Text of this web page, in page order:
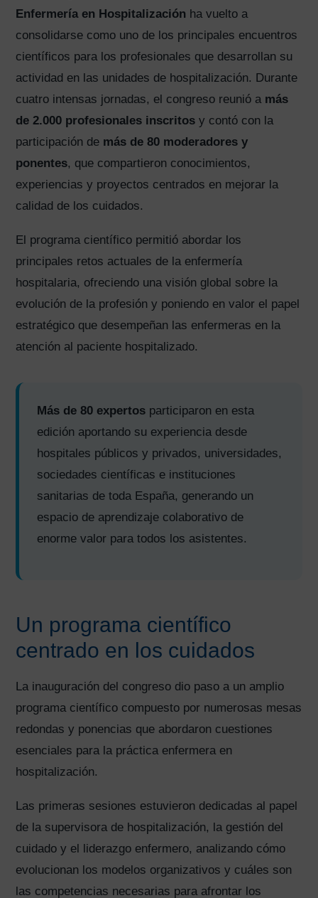
Enfermería en Hospitalización ha vuelto a
consolidarse como uno de los principales encuentros
científicos para los profesionales que desarrollan su
actividad en las unidades de hospitalización. Durante
cuatro intensas jornadas, el congreso reunió a más
de 2.000 profesionales inscritos y contó con la
participación de más de 80 moderadores y
ponentes, que compartieron conocimientos,
experiencias y proyectos centrados en mejorar la
calidad de los cuidados.
El programa científico permitió abordar los
principales retos actuales de la enfermería
hospitalaria, ofreciendo una visión global sobre la
evolución de la profesión y poniendo en valor el papel
estratégico que desempeñan las enfermeras en la
atención al paciente hospitalizado.
Más de 80 expertos participaron en esta
edición aportando su experiencia desde
hospitales públicos y privados, universidades,
sociedades científicas e instituciones
sanitarias de toda España, generando un
espacio de aprendizaje colaborativo de
enorme valor para todos los asistentes.
Un programa científico
centrado en los cuidados
La inauguración del congreso dio paso a un amplio
programa científico compuesto por numerosas mesas
redondas y ponencias que abordaron cuestiones
esenciales para la práctica enfermera en
hospitalización.
Las primeras sesiones estuvieron dedicadas al papel
de la supervisora de hospitalización, la gestión del
cuidado y el liderazgo enfermero, analizando cómo
evolucionan los modelos organizativos y cuáles son
las competencias necesarias para afrontar los